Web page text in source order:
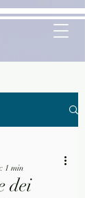
dei
1 min